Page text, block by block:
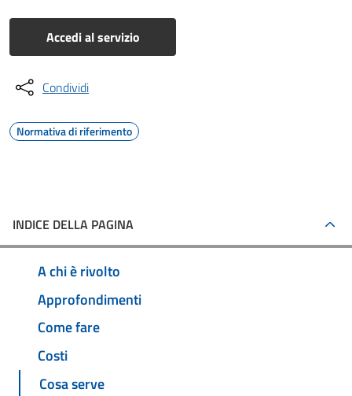
Accedi al servizio
Condividi
Normativa di riferimento
INDICE DELLA PAGINA
A chi è rivolto
Approfondimenti
Come fare
Costi
Cosa serve